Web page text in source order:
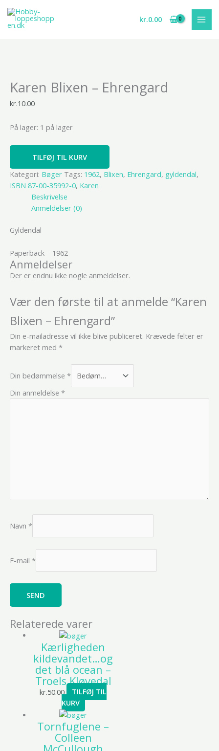
indholdet
kr.0.00
Karen Blixen – Ehrengard
kr.10.00
På lager: 1 på lager
Blixen
-
Ehrengard
TILFØJ TIL KURV
Kategori: Bøger Tags: 1962, Blixen, Ehrengard, gyldendal,
ISBN 87-00-35992-0, Karen
Beskrivelse
Anmeldelser (0)
Gyldendal
Paperback – 1962
Anmeldelser
Der er endnu ikke nogle anmeldelser.
Vær den første til at anmelde “Karen
Blixen – Ehrengard”
Din e-mailadresse vil ikke blive publiceret. Krævede felter er
markeret med *
Din bedømmelse *
Din anmeldelse *
Navn *
E-mail *
Relaterede varer
Kærligheden
kildevandet…og
det blå ocean –
Troels Kløvedal
kr.50.00
TILFØJ TIL
KURV
Tornfuglene –
Colleen